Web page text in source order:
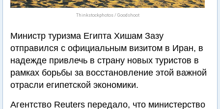
Thinkstockphotos / Goodshoot
Министр туризма Египта Хишам Зазу
отправился с официальным визитом в Иран, в
надежде привлечь в страну новых туристов в
рамках борьбы за восстановление этой важной
отрасли египетской экономики.
Агентство Reuters передало, что министерство